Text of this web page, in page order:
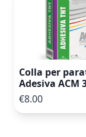
Colla per
Adesiva ACM
€8.00